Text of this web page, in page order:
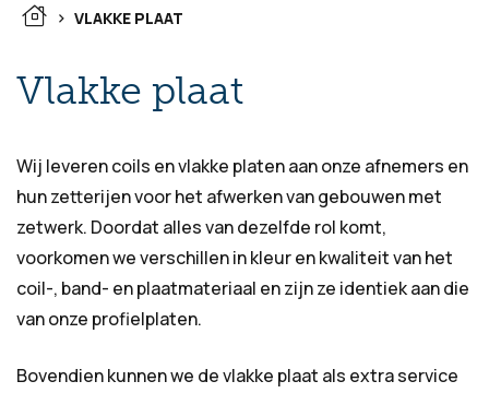
> VLAKKE PLAAT
Vlakke plaat
Wij leveren coils en vlakke platen aan onze afnemers en
hun zetterijen voor het afwerken van gebouwen met
zetwerk. Doordat alles van dezelfde rol komt,
voorkomen we verschillen in kleur en kwaliteit van het
coil-, band- en plaatmateriaal en zijn ze identiek aan die
van onze profielplaten.
Bovendien kunnen we de vlakke plaat als extra service